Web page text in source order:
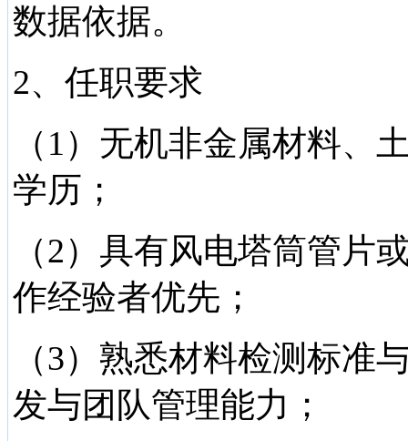
数据依据。
2、任职要求
（1）无机非金属材料、
学历；
（2）具有风电塔筒管片
作经验者优先；
（3）熟悉材料检测标准
发与团队管理能力；